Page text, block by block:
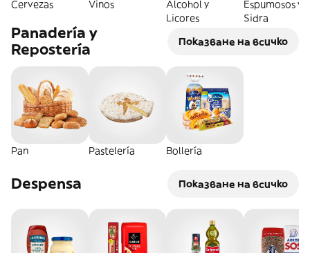
Cervezas Vinos
Alcohol y
Licores
Espumosos y
Sidra
Panadería y
Repostería
Показване на всичко
Pan Pastelería Bollería
Despensa Показване на всичко